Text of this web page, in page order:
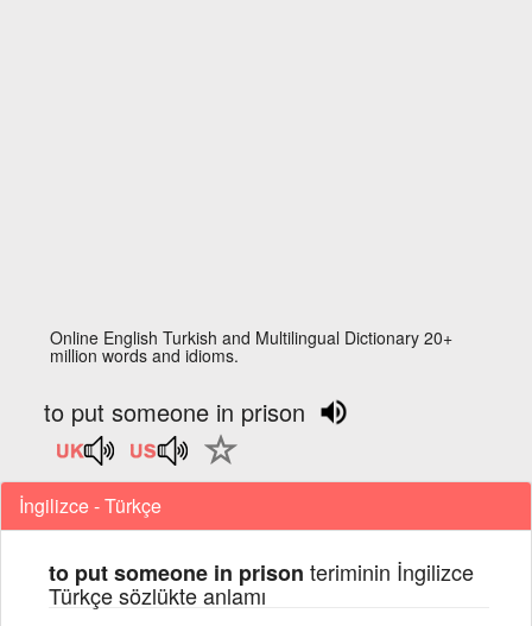
Online English Turkish and Multilingual Dictionary 20+
million words and idioms.
to put someone in prison
İngilizce - Türkçe
to put someone in prison teriminin İngilizce
Türkçe sözlükte anlamı